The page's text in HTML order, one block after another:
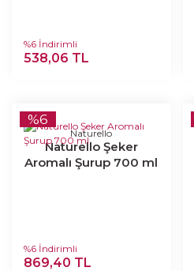
%6 İndirimli
538,06 TL
%6
Naturello
Naturello Şeker
Aromalı Şurup 700 ml
%6 İndirimli
869,40 TL